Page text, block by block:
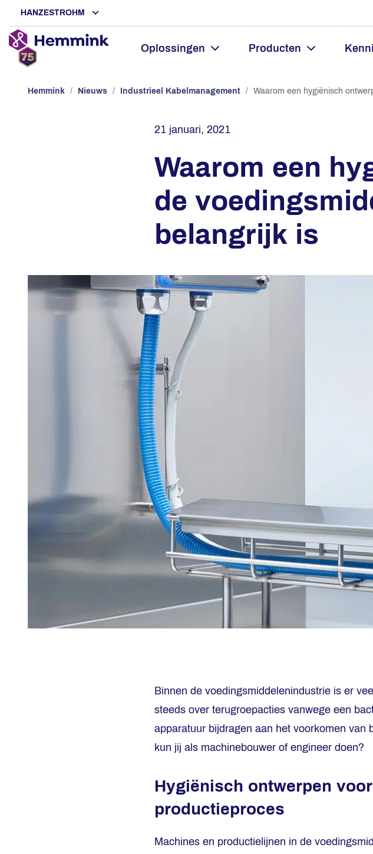
HANZESTROHM
Oplossingen Producten
Hemmink / Nieuws / Industrieel Kabelmanagement / Waarom een hygiënisch
21 januari, 2021
Waarom een
de
belangrijk is
Binnen de voedingsmiddelenindustrie is er
steeds over terugroepacties vanwege een
apparatuur bijdragen aan het voorkomen van
kun jij als machinebouwer of engineer doen?
Hygiënisch ontwerpen
productieproces
Machines en productielijnen in de